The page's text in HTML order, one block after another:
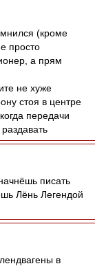
(кроме
просто
а прям
не хуже
стоя в центре
передачи
писать
Лёнь Легендой
в